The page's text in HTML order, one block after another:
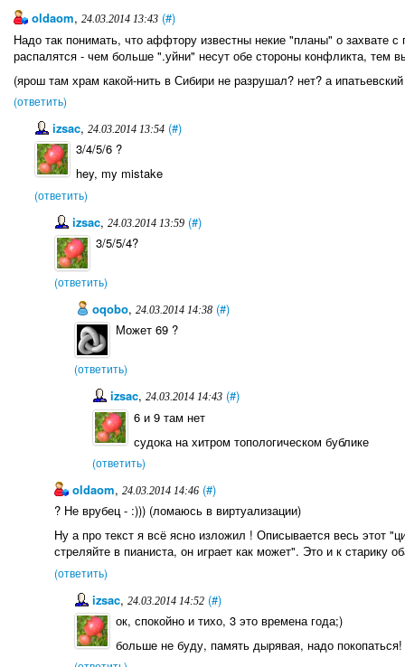
oldaom, 24.03.2014 13:43 (#)
Надо так понимать, что аффтору известны некие "планы" о
распалятся - чем больше ".уйни" несут обе стороны конфликта, тем
(ярош там храм какой-нить в Сибири не разрушал? нет? а
(ответить)
izsac, 24.03.2014 13:54 (#)
3/4/5/6 ?
hey, my mistake
(ответить)
izsac,24.03.2014 13:59 (#)
3/5/5/4?
(ответить)
oqobo, 24.03.2014 14:38 (#)
Может 69 ?
(ответить)
izsac,24.03.2014 14:43 (#)
6 и 9 там нет
судока на хитром топологическом бублике
(ответить)
oldaom,24.03.2014 14:46 (#)
? Не врубец - :))) (ломаюсь в виртуализации)
Ну а про текст я всё ясно изложил ! Описывается весь этот
стреляйте в пианиста, он играет как может". Это и к старику
(ответить)
izsac, 24.03.2014 14:52 (#)
ок, спокойно и тихо, 3 это времена года;)
больше не буду, память дырявая, надо покопаться!